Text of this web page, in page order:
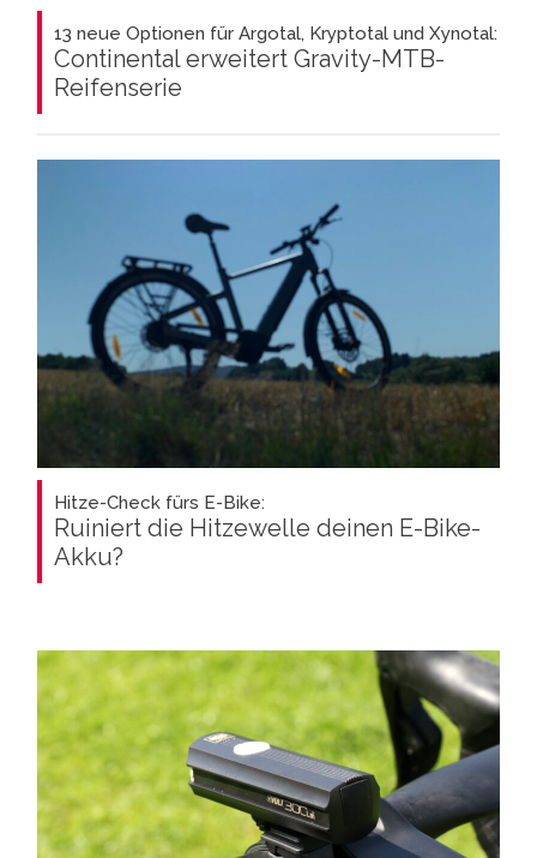
13 neue Optionen für Argotal, Kryptotal und Xynotal:
Continental erweitert Gravity-MTB-
Reifenserie
Hitze-Check fürs E-Bike:
Ruiniert die Hitzewelle deinen E-Bike-
Akku?